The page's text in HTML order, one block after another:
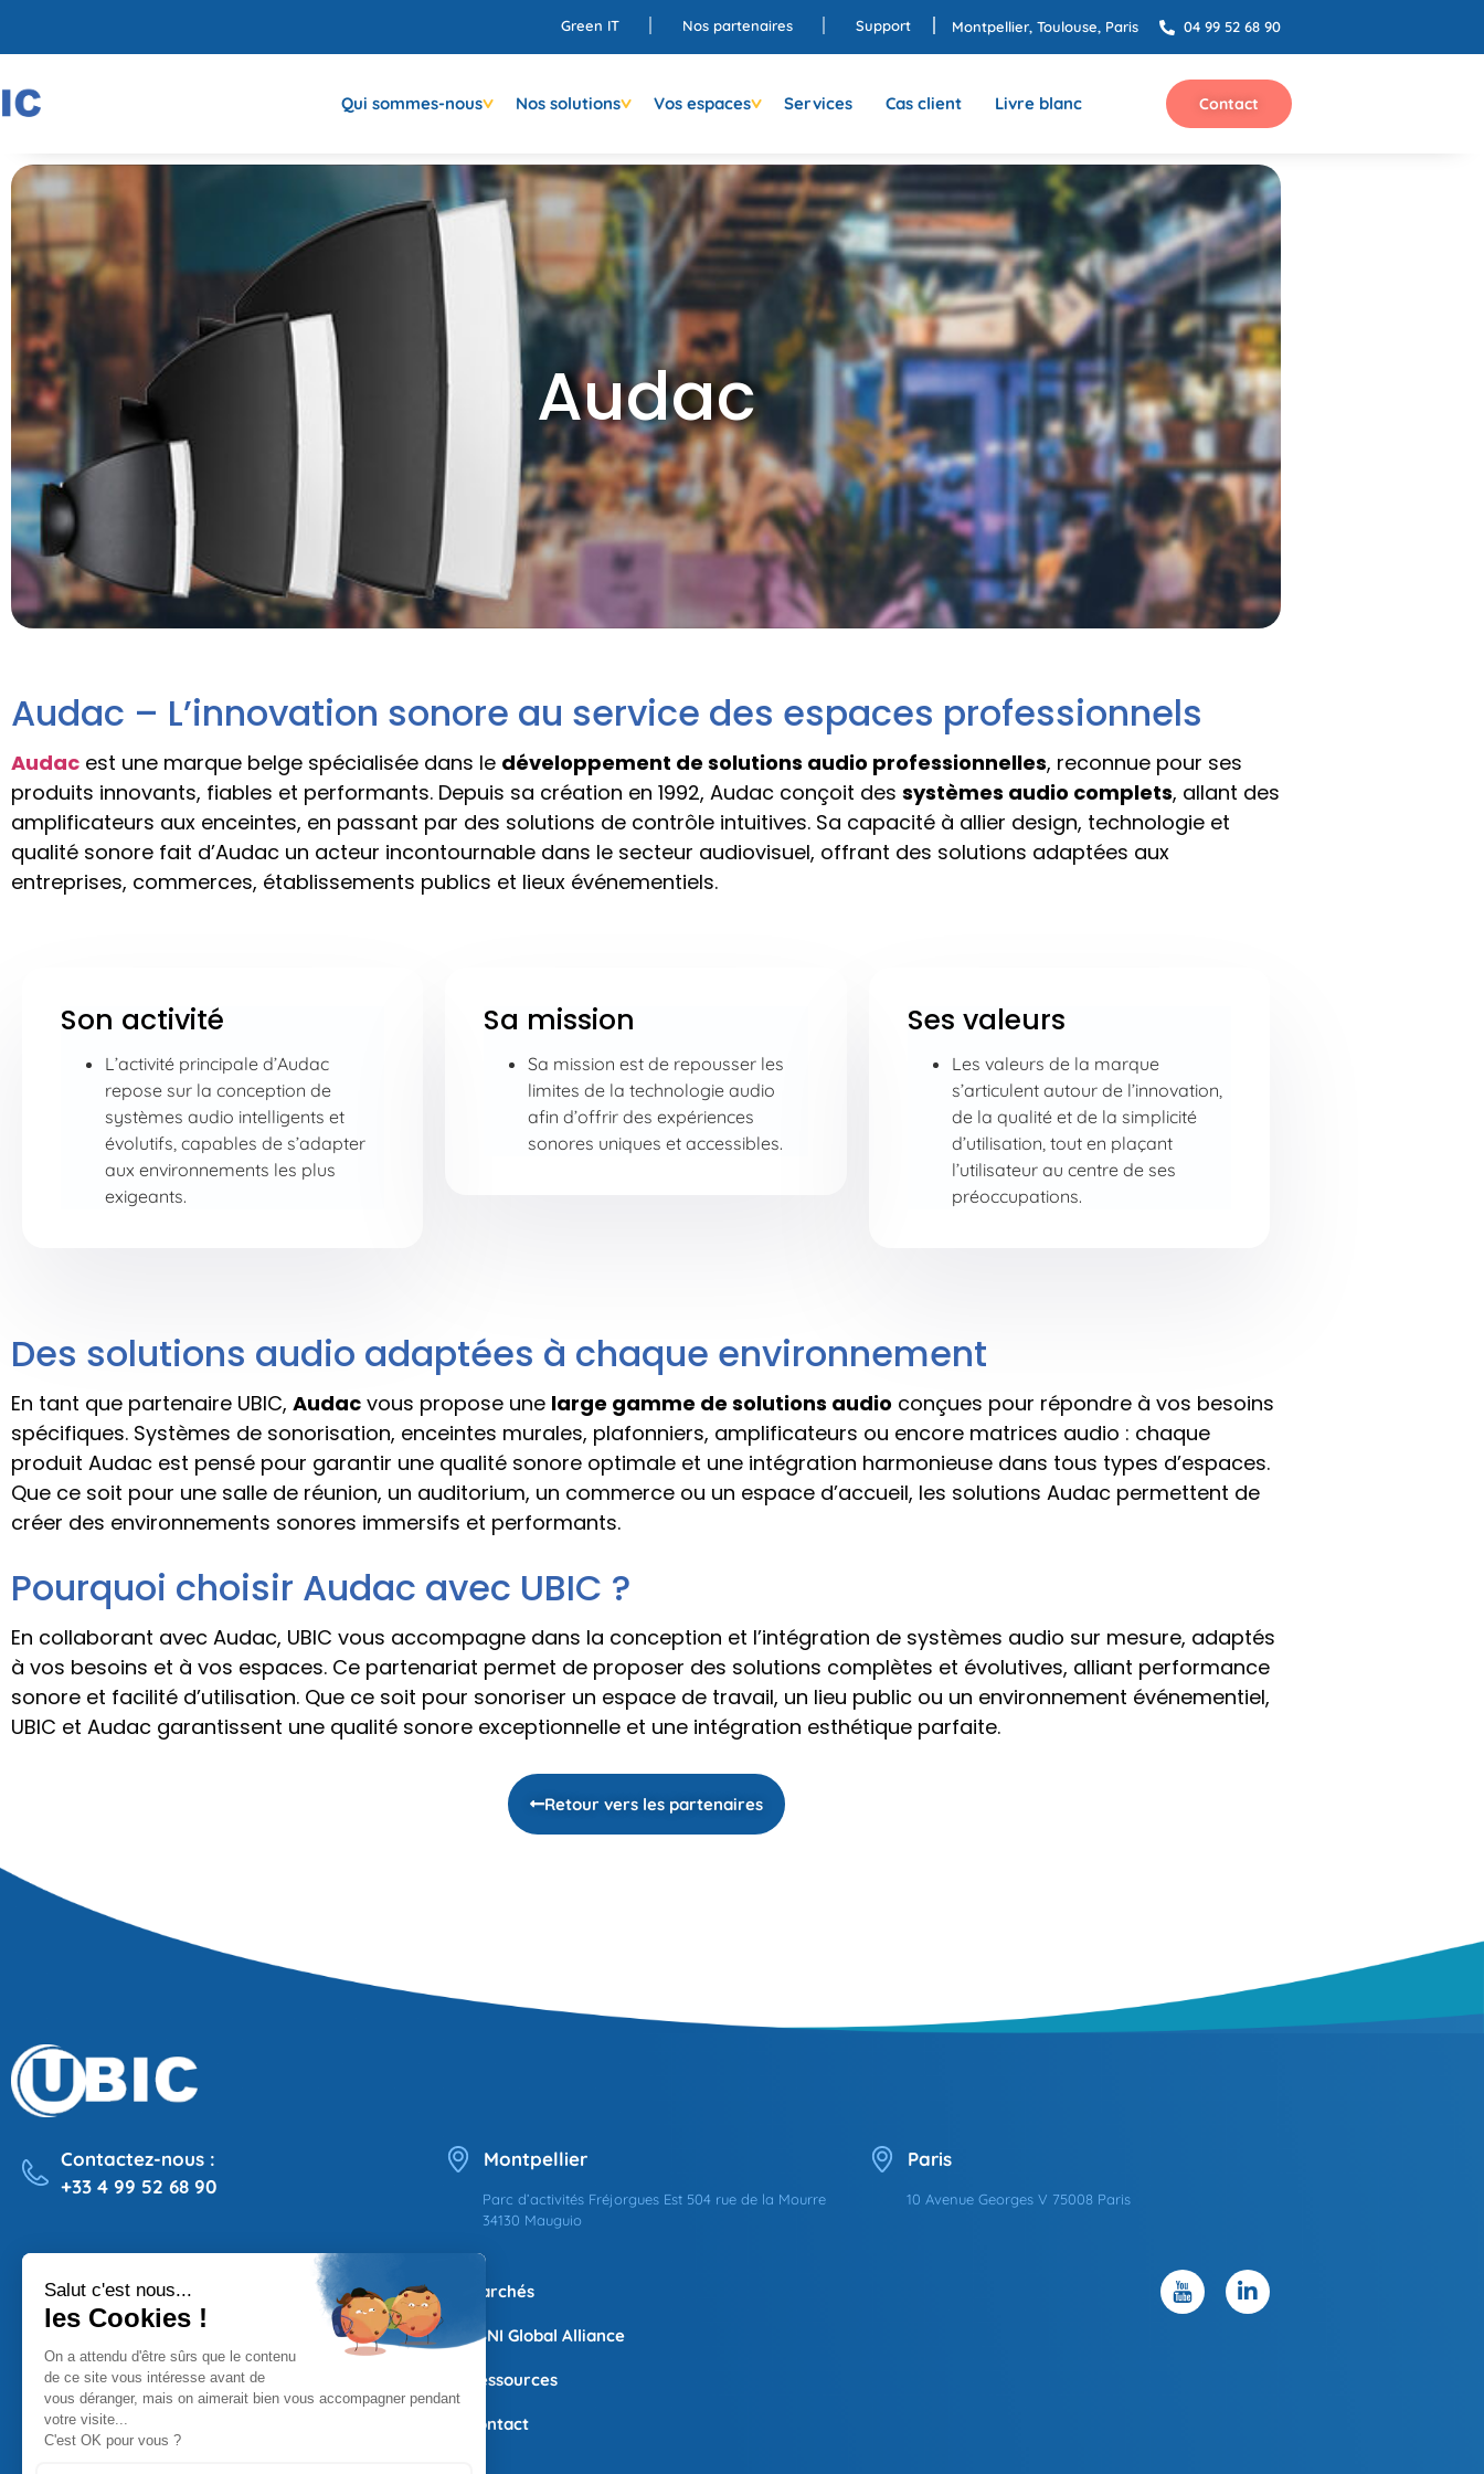
Green IT Nos partenaires Support Montpellier, Toulouse, Paris 04 99 52 68 90
Qui sommes-nous Nos solutions Vos espaces Services Cas client Livre blanc Contact
Audac
Audac – L’innovation sonore au service des espaces professionnels
Audac est une marque belge spécialisée dans le développement de solutions audio professionnelles, reconnue pour ses
produits innovants, fiables et performants. Depuis sa création en 1992, Audac conçoit des systèmes audio complets, allant des
amplificateurs aux enceintes, en passant par des solutions de contrôle intuitives. Sa capacité à allier design, technologie et
qualité sonore fait d’Audac un acteur incontournable dans le secteur audiovisuel, offrant des solutions adaptées aux
entreprises, commerces, établissements publics et lieux événementiels.
Son activité
L’activité principale d’Audac
repose sur la conception de
systèmes audio intelligents et
évolutifs, capables de s’adapter
aux environnements les plus
exigeants.
Sa mission
Sa mission est de repousser les
limites de la technologie audio
afin d’offrir des expériences
sonores uniques et accessibles.
Ses valeurs
Les valeurs de la marque
s’articulent autour de l’innovation,
de la qualité et de la simplicité
d’utilisation, tout en plaçant
l’utilisateur au centre de ses
préoccupations.
Des solutions audio adaptées à chaque environnement
En tant que partenaire UBIC, Audac vous propose une large gamme de solutions audio conçues pour répondre à vos besoins
spécifiques. Systèmes de sonorisation, enceintes murales, plafonniers, amplificateurs ou encore matrices audio : chaque
produit Audac est pensé pour garantir une qualité sonore optimale et une intégration harmonieuse dans tous types d’espaces.
Que ce soit pour une salle de réunion, un auditorium, un commerce ou un espace d’accueil, les solutions Audac permettent de
créer des environnements sonores immersifs et performants.
Pourquoi choisir Audac avec UBIC ?
En collaborant avec Audac, UBIC vous accompagne dans la conception et l’intégration de systèmes audio sur mesure, adaptés
à vos besoins et à vos espaces. Ce partenariat permet de proposer des solutions complètes et évolutives, alliant performance
sonore et facilité d’utilisation. Que ce soit pour sonoriser un espace de travail, un lieu public ou un environnement événementiel,
UBIC et Audac garantissent une qualité sonore exceptionnelle et une intégration esthétique parfaite.
Retour vers les partenaires
Contactez-nous :
+33 4 99 52 68 90
Montpellier
Parc d’activités Fréjorgues Est 504 rue de la Mourre
34130 Mauguio
Paris
10 Avenue Georges V 75008 Paris
Qui sommes-nous Marchés
PSNI Global Alliance
Ressources
Contact